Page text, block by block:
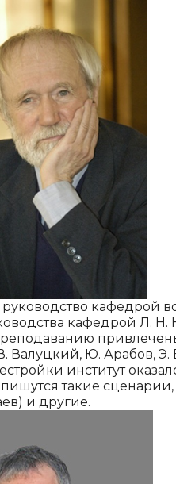
руководство кафедрой
кафедрой Л.
Валуцкий, Ю. Арабов,
институт
пишутся такие
и другие.